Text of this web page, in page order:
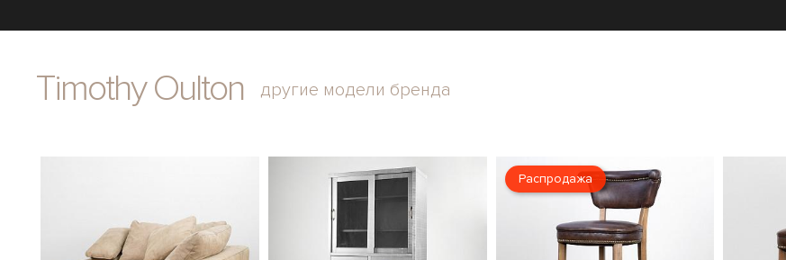
Timothy Oulton другие модели бренда
Распродажа